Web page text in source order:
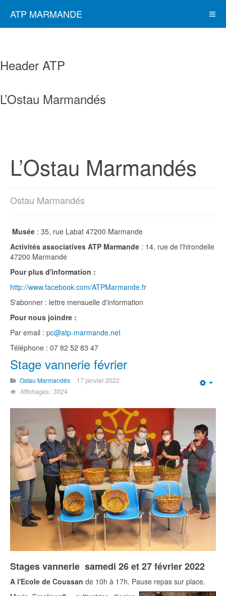
ATP MARMANDE
Header ATP
L’Ostau Marmandés
L’Ostau Marmandés
Ostau Marmandés
Musée : 35, rue Labat 47200 Marmande
Activités associatives ATP Marmande : 14, rue de l'hirondelle
47200 Marmande
Pour plus d'information :
http://www.facebook.com/ATPMarmande.fr
S'abonner : lettre mensuelle d'information
Pour nous joindre :
Par email : pc@atp-marmande.net
Téléphone : 07 82 52 83 47
Stage vannerie février
Ostau Marmandés
17 janvier 2022
Affichages : 3024
Stages vannerie samedi 26 et 27 février 2022
A l'Ecole de Coussan de 10h à 17h. Pause repas sur place.